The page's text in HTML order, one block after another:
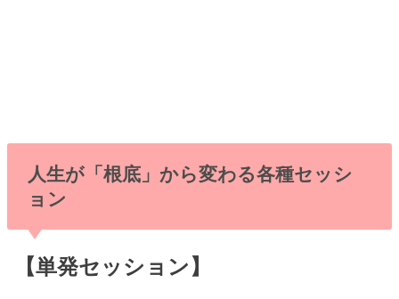
人生が「根底」から変わる各種セッシ
ョン
【単発セッション】